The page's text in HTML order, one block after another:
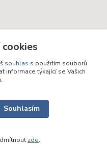
souhlas s použitím souborů
informace týkající se Vašich
Souhlasím
zde.